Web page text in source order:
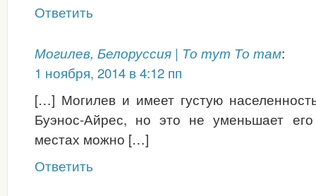
Ответить
Могилев, Белоруссия | То тут То там:
1 ноября, 2014 в 4:12 пп
[…] Могилев и имеет густую
Буэнос-Айрес, но это не уменьшает
местах можно […]
Ответить